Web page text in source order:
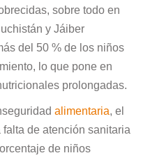
sobre todo en
y Jáiber
del 50 % de los niños
lo que pone en
prolongadas.
alimentaria, el
de atención sanitaria
de niños